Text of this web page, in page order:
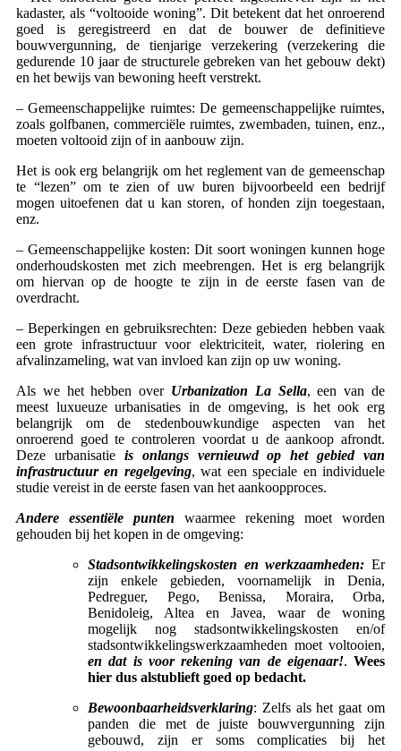
kadaster, als “voltooide woning”. Dit betekent dat het onroerend
goed is geregistreerd en dat de bouwer de definitieve
bouwvergunning, de tienjarige verzekering (verzekering die
gedurende 10 jaar de structurele gebreken van het gebouw dekt)
en het bewijs van bewoning heeft verstrekt.
– Gemeenschappelijke ruimtes: De gemeenschappelijke ruimtes,
zoals golfbanen, commerciële ruimtes, zwembaden, tuinen, enz.,
moeten voltooid zijn of in aanbouw zijn.
Het is ook erg belangrijk om het reglement van de gemeenschap
te “lezen” om te zien of uw buren bijvoorbeeld een bedrijf
mogen uitoefenen dat u kan storen, of honden zijn toegestaan,
enz.
– Gemeenschappelijke kosten: Dit soort woningen kunnen hoge
onderhoudskosten met zich meebrengen. Het is erg belangrijk
om hiervan op de hoogte te zijn in de eerste fasen van de
overdracht.
– Beperkingen en gebruiksrechten: Deze gebieden hebben vaak
een grote infrastructuur voor elektriciteit, water, riolering en
afvalinzameling, wat van invloed kan zijn op uw woning.
Als we het hebben over Urbanization La Sella, een van de
meest luxueuze urbanisaties in de omgeving, is het ook erg
belangrijk om de stedenbouwkundige aspecten van het
onroerend goed te controleren voordat u de aankoop afrondt.
Deze urbanisatie is onlangs vernieuwd op het gebied van
infrastructuur en regelgeving, wat een speciale en individuele
studie vereist in de eerste fasen van het aankoopproces.
Andere essentiële punten waarmee rekening moet worden
gehouden bij het kopen in de omgeving:
Stadsontwikkelingskosten en werkzaamheden: Er
zijn enkele gebieden, voornamelijk in Denia,
Pedreguer, Pego, Benissa, Moraira, Orba,
Benidoleig, Altea en Javea, waar de woning
mogelijk nog stadsontwikkelingskosten en/of
stadsontwikkelingswerkzaamheden moet voltooien,
en dat is voor rekening van de eigenaar!. Wees
hier dus alstublieft goed op bedacht.
Bewoonbaarheidsverklaring: Zelfs als het gaat om
panden die met de juiste bouwvergunning zijn
gebouwd, zijn er soms complicaties bij het